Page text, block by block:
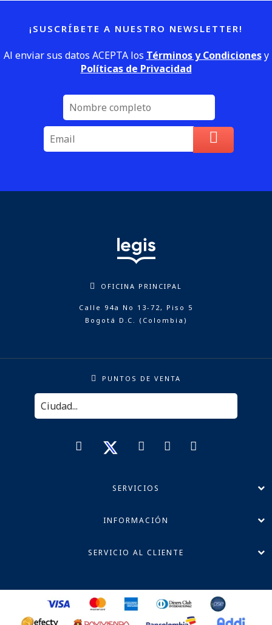
¡SUSCRÍBETE A NUESTRO NEWSLETTER!
Al enviar sus datos ACEPTA los Términos y Condicionesy
Políticas de Privacidad
OFICINA PRINCIPAL
Calle 94a No 13-72, Piso 5
Bogotá D.C. (Colombia)
PUNTOS DE VENTA
SERVICIOS
INFORMACIÓN
SERVICIO AL CLIENTE